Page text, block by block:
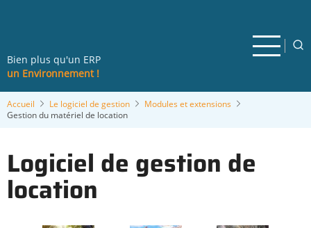
Bien plus qu'un ERP
un Environnement !
Accueil Le logiciel de gestion
Modules et extensions
Gestion du matériel de location
Logiciel de gestion de
location